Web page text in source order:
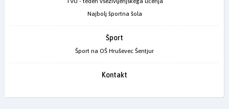
Najbolj športna šola
Šport
Šport na OŠ Hruševec Šentjur
Kontakt